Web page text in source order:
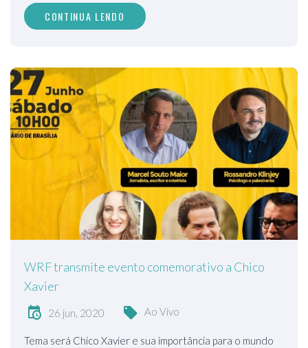
CONTINUA LENDO
WRF transmite evento comemorativo a Chico
Xavier
26 jun, 2020 Ao Vivo
Tema será Chico Xavier e sua importância para o mundo